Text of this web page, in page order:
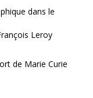
dans le
Leroy
de Marie Curie